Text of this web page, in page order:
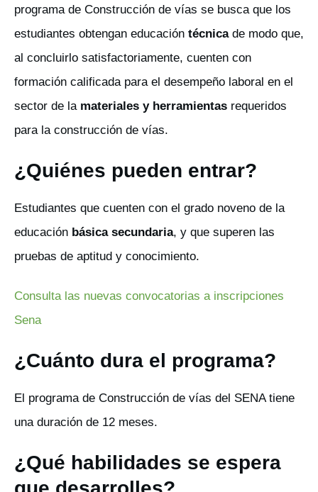
programa de Construcción de vías se busca que los
estudiantes obtengan educación técnicade modo que,
al concluirlo satisfactoriamente, cuenten con
formación calificada para el desempeño laboral en el
sector de la materiales y herramientas requeridos
para la construcción de vías.
¿Quiénes pueden entrar?
Estudiantes que cuenten con el grado noveno de la
educación básica secundaria, y que superen las
pruebas de aptitud y conocimiento.
Consulta las nuevas convocatorias a inscripciones
Sena
¿Cuánto dura el programa?
El programa de Construcción de vías del SENA tiene
una duración de 12 meses.
¿Qué habilidades se espera